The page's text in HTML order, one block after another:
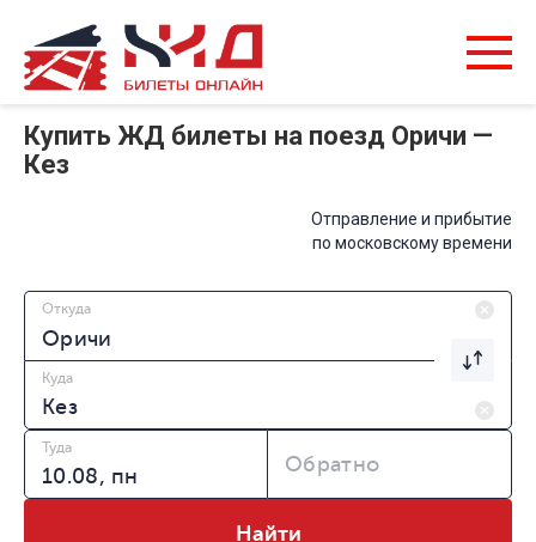
Купить ЖД билеты на поезд Оричи —
Кез
Отправление и прибытие
по московскому времени
Откуда
Куда
Туда
Обратно
Найти